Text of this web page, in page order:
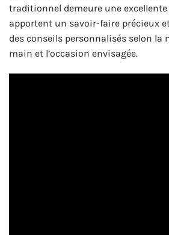
traditionnel demeure une
apportent un savoir-faire précieux
des conseils personnalisés selon la
main et l’occasion envisagée.